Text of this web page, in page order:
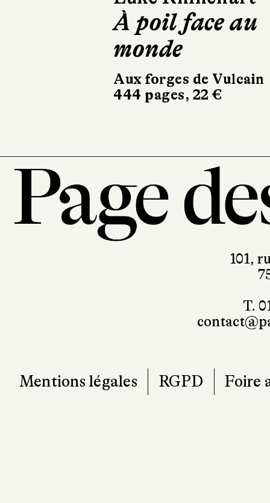
À poil face au
monde
Aux forges de Vulcain
444 pages, 22 €
Mater 2-10
Éditions Picquier
101,
T.
Mentions légales RGPD Foire